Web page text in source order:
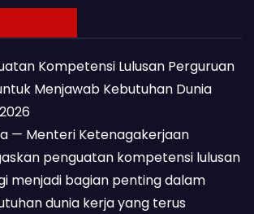
Kompetensi Lulusan Perguruan
Menjawab Kebutuhan Dunia
— Menteri Ketenagakerjaan
penguatan kompetensi lulusan
menjadi bagian penting dalam
dunia kerja yang terus